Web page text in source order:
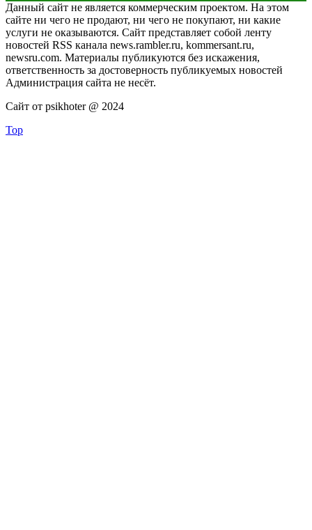
Данный сайт не является коммерческим проектом. На этом
сайте ни чего не продают, ни чего не покупают, ни какие
услуги не оказываются. Сайт представляет собой ленту
новостей RSS канала news.rambler.ru, kommersant.ru,
newsru.com. Материалы публикуются без искажения,
ответственность за достоверность публикуемых новостей
Администрация сайта не несёт.
Сайт от psikhoter @ 2024
Top